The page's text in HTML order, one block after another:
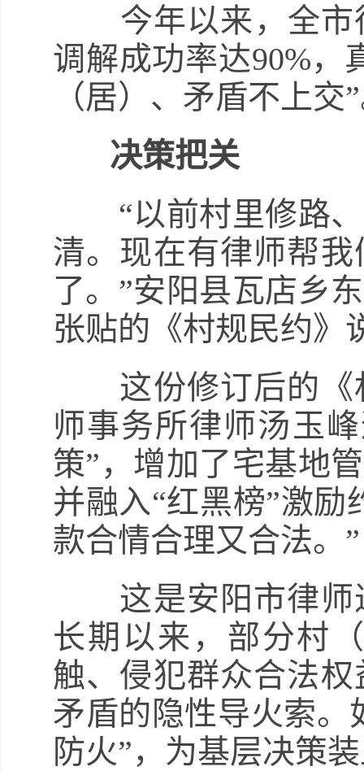
今年以来，全市
调解成功率达90%，
（居）、矛盾不上交
决策把关
“以前村里修路、
清。现在有律师帮
了。”安阳县瓦店乡
张贴的《村规民约》
这份修订后的《
师事务所律师汤玉
策”，增加了宅基地
并融入“红黑榜”激
款合情合理又合法。”
这是安阳市律师
长期以来，部分村
触、侵犯群众合法
矛盾的隐性导火索。
防火”，为基层决策